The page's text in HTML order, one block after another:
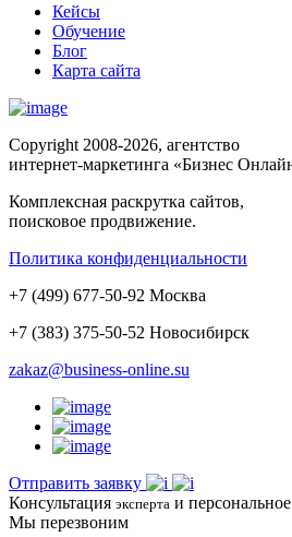
Кейсы
Обучение
Блог
Карта сайта
Copyright 2008-2026, агентство
интернет-маркетинга «Бизнес
Комплексная раскрутка сайтов,
поисковое продвижение.
Политика конфиденциальности
+7 (499) 677-50-92 Москва
+7 (383) 375-50-52 Новосибирск
zakaz@business-online.su
Отправить заявку
Консультация эксперта и
Мы перезвоним